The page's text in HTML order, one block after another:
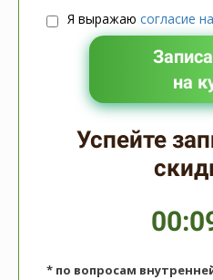
Я выражаю согласие
на
Успейте
* по вопросам